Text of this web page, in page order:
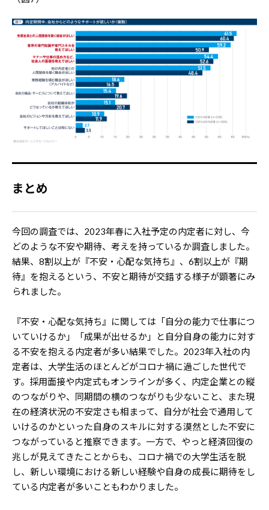
まとめ
今回の調査では、2023年春に入社予定の内定者に対し、今
どのような不安や期待、考えを持っているか調査しました。
結果、8割以上が『不安・心配な気持ち』、6割以上が『期
待』を抱えるという、不安と期待が交錯する様子が顕著にみ
られました。
『不安・心配な気持ち』に関しては「自分の能力で仕事につ
いていけるか」「成果が出せるか」と自分自身の能力に対す
る不安を抱える内定者が多い結果でした。2023年入社の内
定者は、大学生活のほとんどがコロナ禍に過ごした世代で
す。採用面接や内定式もオンラインが多く、内定企業との縦
のつながりや、同期間の横のつながりも少ないこと、また現
在の経済状況の不安定さも相まって、自分が社会で通用して
いけるのかといった自身のスキルに対する漠然とした不安に
つながっていると推察できます。一方で、やっと経済回復の
兆しが見えてきたことからも、コロナ禍での大学生活を脱
し、新しい環境における新しい経験や自身の成長に期待をし
ている内定者が多いこともわかりました。